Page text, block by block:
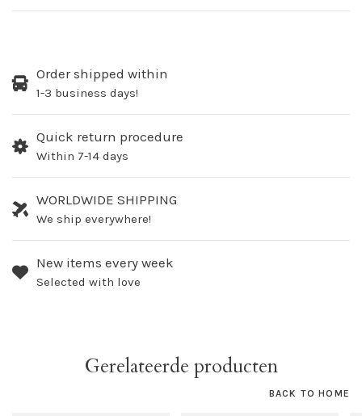
Order shipped within
1-3 business days!
Quick return procedure
Within 7-14 days
WORLDWIDE SHIPPING
We ship everywhere!
New items every week
Selected with love
Gerelateerde producten
BACK TO HOME